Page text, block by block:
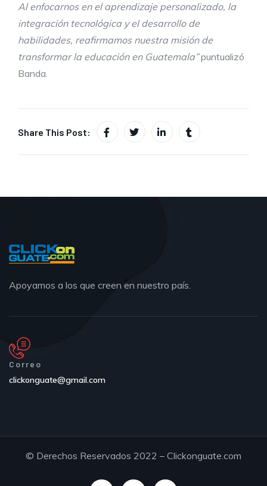
Al enfocarnos en el aprendizaje personalizado, la
integración tecnológica y el desarrollo de
habilidades, reafirmamos nuestra misión de
transformar la educación en Guatemala”puntualizó
Banda.
Share This Post:
Apoyamos a los que creen en nuestro país.
Correo
clickonguate@gmail.com
© Derechos Reservados 2022 – Clickonguate.com